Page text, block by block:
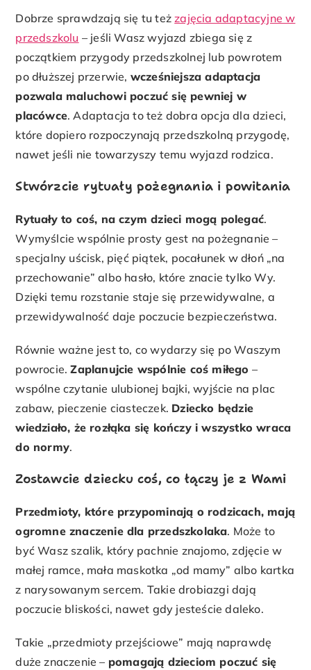
Dobrze sprawdzają się tu teżzajęcia adaptacyjne w
przedszkolu – jeśli Wasz wyjazd zbiega się z
początkiem przygody przedszkolnej lub powrotem
po dłuższej przerwie, wcześniejsza adaptacja
pozwala maluchowi poczuć się pewniej w
placówce. Adaptacja to też dobra opcja dla dzieci,
które dopiero rozpoczynają przedszkolną przygodę,
nawet jeśli nie towarzyszy temu wyjazd rodzica.
Stwórzcie rytuały pożegnania i powitania
Rytuały to coś, na czym dzieci mogą polegać.
Wymyślcie wspólnie prosty gest na pożegnanie –
specjalny uścisk, pięć piątek, pocałunek w dłoń „na
przechowanie” albo hasło, które znacie tylko Wy.
Dzięki temu rozstanie staje się przewidywalne, a
przewidywalność daje poczucie bezpieczeństwa.
Równie ważne jest to, co wydarzy się po Waszym
powrocie.Zaplanujcie wspólnie coś miłego –
wspólne czytanie ulubionej bajki, wyjście na plac
zabaw, pieczenie ciasteczek. Dziecko będzie
wiedziało, że rozłąka się kończy i wszystko wraca
do normy.
Zostawcie dziecku coś, co łączy je z Wami
Przedmioty, które przypominają o rodzicach, mają
ogromne znaczenie dla przedszkolaka. Może to
być Wasz szalik, który pachnie znajomo, zdjęcie w
małej ramce, mała maskotka „od mamy” albo kartka
z narysowanym sercem. Takie drobiazgi dają
poczucie bliskości, nawet gdy jesteście daleko.
Takie „przedmioty przejściowe” mają naprawdę
duże znaczenie – pomagają dzieciom poczuć się